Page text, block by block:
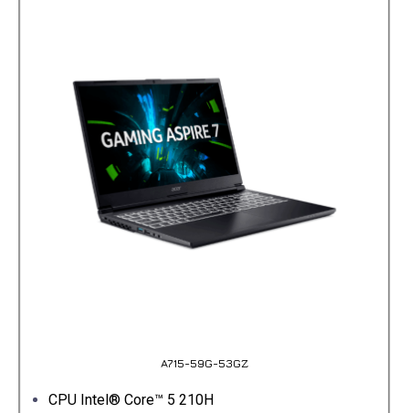
A715-59G-53GZ
CPU Intel® Core™ 5 210H